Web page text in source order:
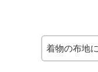
着物の布地